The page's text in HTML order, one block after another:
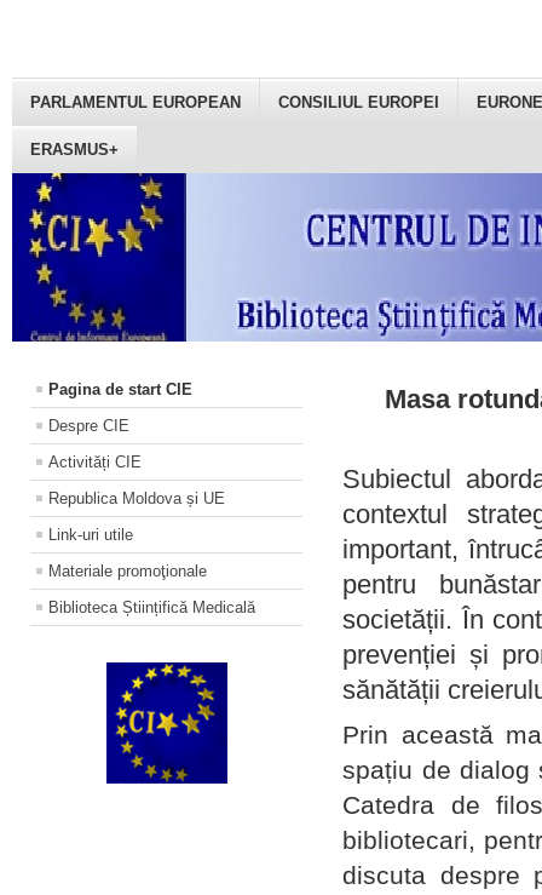
PARLAMENTUL EUROPEAN CONSILIUL EUROPEI
ERASMUS+
Pagina de start CIE
Despre CIE
Activități CIE
Republica Moldova și UE
Link-uri utile
Materiale promoţionale
Biblioteca Științifică Medicală
Masa
Subiectul
contextul
important,
pentru
societății. În
prevenției și
sănătății
Prin această
spațiu de dialog
Catedra de
bibliotecari,
discuta despre